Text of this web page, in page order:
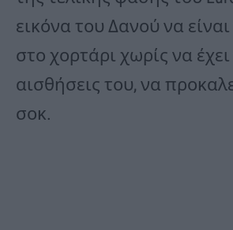
εικόνα του Δανού να
στο χορτάρι χωρίς να έχει
αισθήσεις του, να
σοκ.